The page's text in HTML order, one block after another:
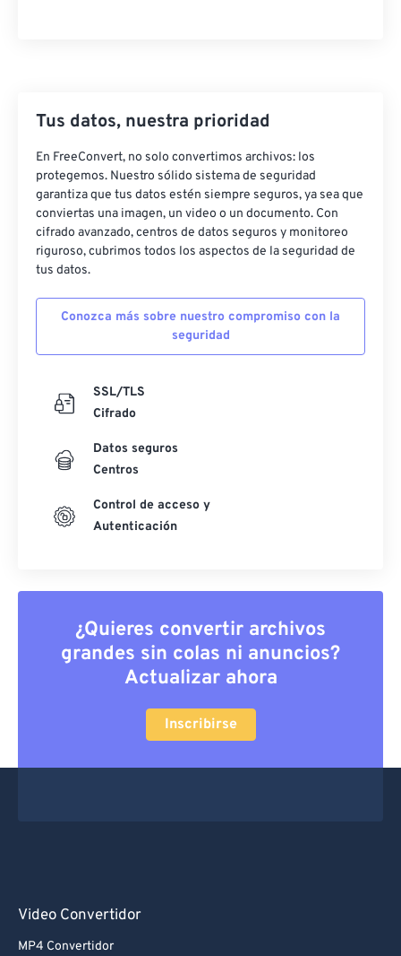
Tus datos, nuestra prioridad
En FreeConvert, no solo convertimos archivos: los
protegemos. Nuestro sólido sistema de seguridad
garantiza que tus datos estén siempre seguros, ya sea que
conviertas una imagen, un video o un documento. Con
cifrado avanzado, centros de datos seguros y monitoreo
riguroso, cubrimos todos los aspectos de la seguridad de
tus datos.
Conozca más sobre nuestro compromiso con la
seguridad
SSL/TLS
Cifrado
Datos seguros
Centros
Control de acceso y
Autenticación
¿Quieres convertir archivos
grandes sin colas ni anuncios?
Actualizar ahora
Inscribirse
Video Convertidor
MP4 Convertidor